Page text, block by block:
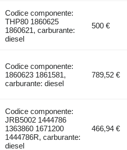
Codice componente:
THP80 1860625
1860621, carburante:
diesel
500 €
Codice componente:
1860623 1861581,
carburante: diesel
789,52 €
Codice componente:
JRB5002 1444786
1363860 1671200
1444786R, carburante:
diesel
466,94 €